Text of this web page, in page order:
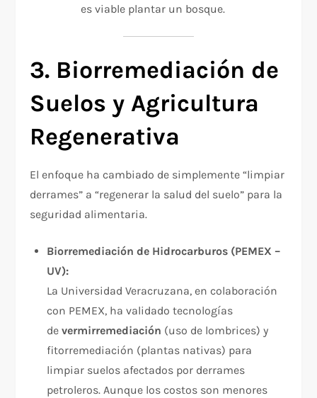
es viable plantar un bosque.​
3. Biorremediación de
Suelos y Agricultura
Regenerativa
El enfoque ha cambiado de simplemente “limpiar
derrames” a “regenerar la salud del suelo” para la
seguridad alimentaria.
Biorremediación de Hidrocarburos (PEMEX –
UV):
La Universidad Veracruzana, en colaboración
con PEMEX, ha validado tecnologías
devermirremediación (uso de lombrices) y
fitorremediación (plantas nativas) para
limpiar suelos afectados por derrames
petroleros. Aunque los costos son menores